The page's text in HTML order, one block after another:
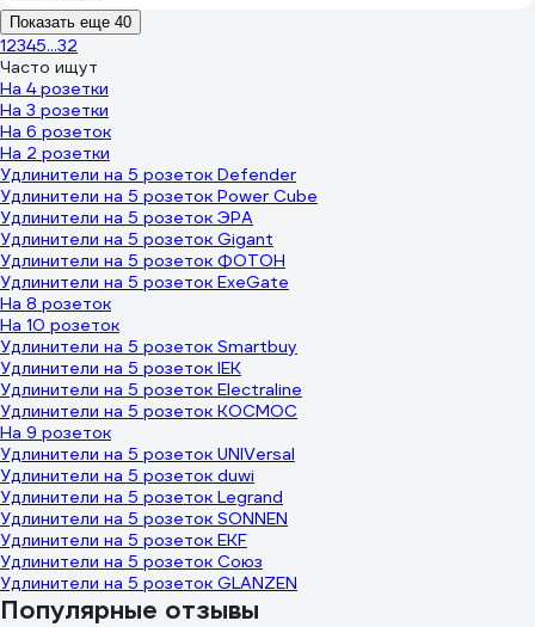
Показать еще 40
12345...32
Часто ищут
На 4 розетки
На 3 розетки
На 6 розеток
На 2 розетки
Удлинители на 5 розеток Defender
Удлинители на 5 розеток Power Cube
Удлинители на 5 розеток ЭРА
Удлинители на 5 розеток Gigant
Удлинители на 5 розеток ФОТОН
Удлинители на 5 розеток ExeGate
На 8 розеток
На 10 розеток
Удлинители на 5 розеток Smartbuy
Удлинители на 5 розеток IEK
Удлинители на 5 розеток Electraline
Удлинители на 5 розеток КОСМОС
На 9 розеток
Удлинители на 5 розеток UNIVersal
Удлинители на 5 розеток duwi
Удлинители на 5 розеток Legrand
Удлинители на 5 розеток SONNEN
Удлинители на 5 розеток EKF
Удлинители на 5 розеток Союз
Удлинители на 5 розеток GLANZEN
Популярные отзывы